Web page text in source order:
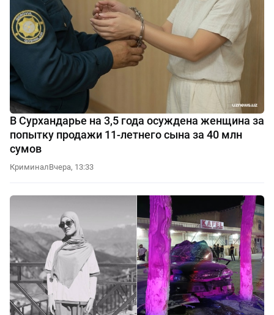
В Сурхандарье на 3,5 года осуждена женщина за
попытку продажи 11-летнего сына за 40 млн
сумов
КриминалВчера, 13:33